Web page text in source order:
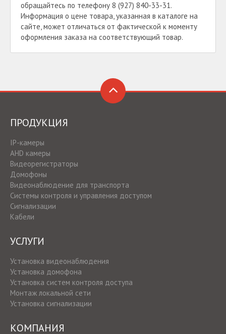
обращайтесь по телефону 8 (927) 840-33-31.
Информация о цене товара, указанная в каталоге на
сайте, может отличаться от фактической к моменту
оформления заказа на соответствующий товар.
ПРОДУКЦИЯ
IP-камеры
AHD камеры
Видеорегистраторы
Домофоны
Видеонаблюдение для транспорта
Системы контроля и управления доступом
Сигнализации
Кабели
УСЛУГИ
Установка видеонаблюдения
Установка домофона
Установка систем контроля доступа
Монтаж локальной сети
Установка сигнализации
КОМПАНИЯ